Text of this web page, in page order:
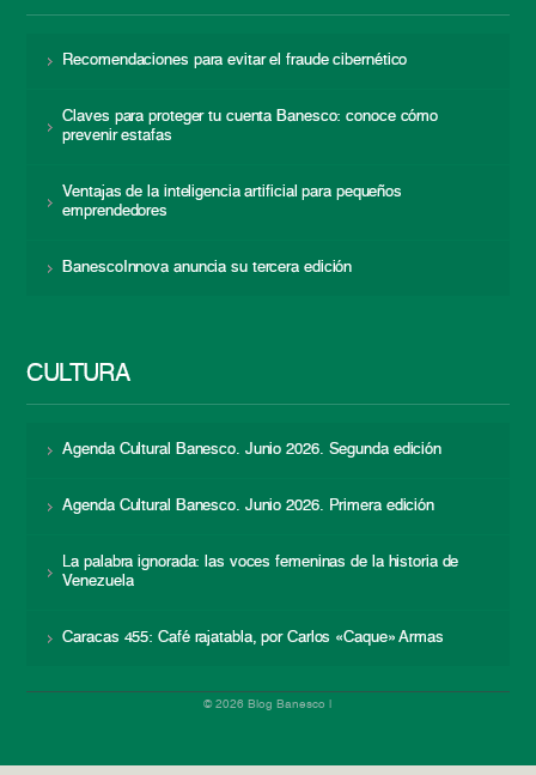
Recomendaciones para evitar el fraude cibernético
Claves para proteger tu cuenta Banesco: conoce cómo
prevenir estafas
Ventajas de la inteligencia artificial para pequeños
emprendedores
BanescoInnova anuncia su tercera edición
CULTURA
Agenda Cultural Banesco. Junio 2026. Segunda edición
Agenda Cultural Banesco. Junio 2026. Primera edición
La palabra ignorada: las voces femeninas de la historia de
Venezuela
Caracas 455: Café rajatabla, por Carlos «Caque» Armas
© 2026 Blog Banesco |